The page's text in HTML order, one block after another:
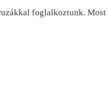
foglalkoztunk. Most